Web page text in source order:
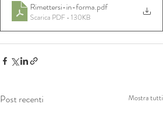
Rimettersi-in-forma.pdf
Scarica PDF • 130KB
Post recenti Mostra tutti